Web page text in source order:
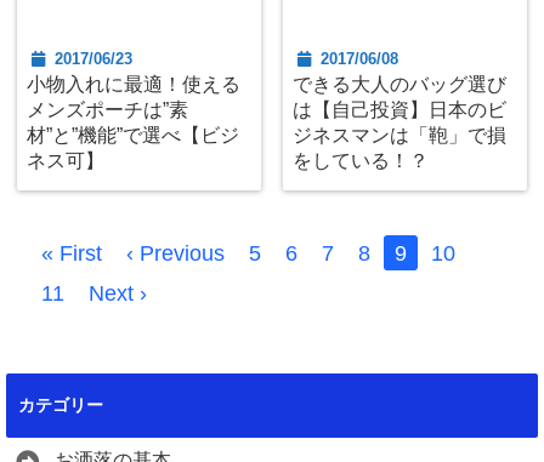
2017/06/23
小物入れに最適！使える
メンズポーチは”素
材”と”機能”で選べ【ビジ
ネス可】
2017/06/08
できる大人のバッグ選び
は【自己投資】日本のビ
ジネスマンは「鞄」で損
をしている！？
« First ‹ Previous 5 6 7 8 9
10
11
Next ›
カテゴリー